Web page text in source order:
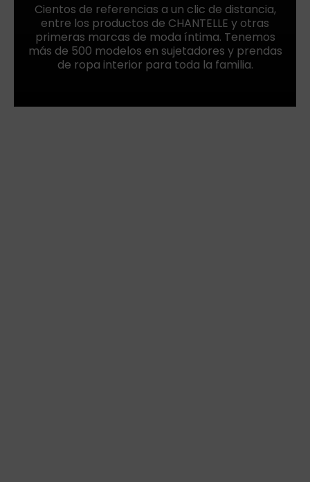
Cientos de referencias a un clic de distancia,
entre los productos de CHANTELLE y otras
primeras marcas de moda íntima. Tenemos
más de 500 modelos en sujetadores y prendas
de ropa interior para toda la familia.